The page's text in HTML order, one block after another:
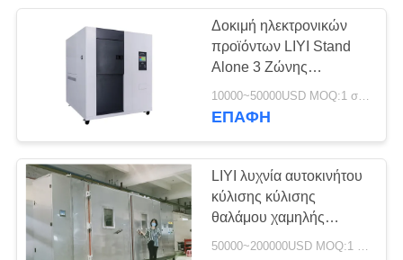
Δοκιμή ηλεκτρονικών
προϊόντων LIYI Stand
Alone 3 Ζώνης
Θερμοκρασίας
Ποδηλατικού Θαλάμου
10000~50000USD MOQ:1 σύνολο
ΕΠΑΦΉ
LIYI λυχνία αυτοκινήτου
κύλισης κύλισης
θαλάμου χαμηλής
υγρασίας και
50000~200000USD MOQ:1 σύνολο